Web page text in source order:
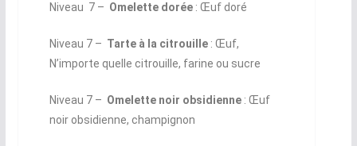
Niveau 7 ­– Omelette dorée: Œuf doré
Niveau 7 ­– Tarte à la citrouille: Œuf,
N’importe quelle citrouille, farine ou sucre
Niveau 7 ­– Omelette noir obsidienne: Œuf
noir obsidienne, champignon